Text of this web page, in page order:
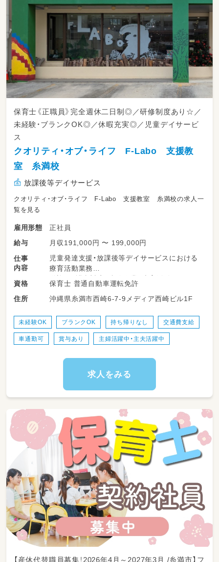
保育士《正職員》完全週休二日制◎／研修制度あり☆／
未経験・ブランクOK◎／休暇充実◎／児童デイサービ
ス
クオリティ・オブ・ライフ F-Labo 支援教
室 糸満校
放課後等デイサービス
クオリティ・オブ・ライフ F-Labo 支援教室 糸満校の求人一
覧を見る
雇用形態
正社員
給与
月収191,000円 〜 199,000円
仕事
内容
児童発達支援・放課後等デイサービスにおける
療育活動業務
送迎、保護者対応、事務作業、療育活動
資格
保育士 普通自動車運転免許
住所
沖縄県糸満市西崎6-7-9メディア西崎ビル1F
未経験OK ブランクOK 持ち帰りなし 交通費支給
車通勤可 賞与あり 主婦活躍中・主夫活躍中
求人をみる
【産休代替職員募集！2026年4月～2027年3月 /糸満市】フ